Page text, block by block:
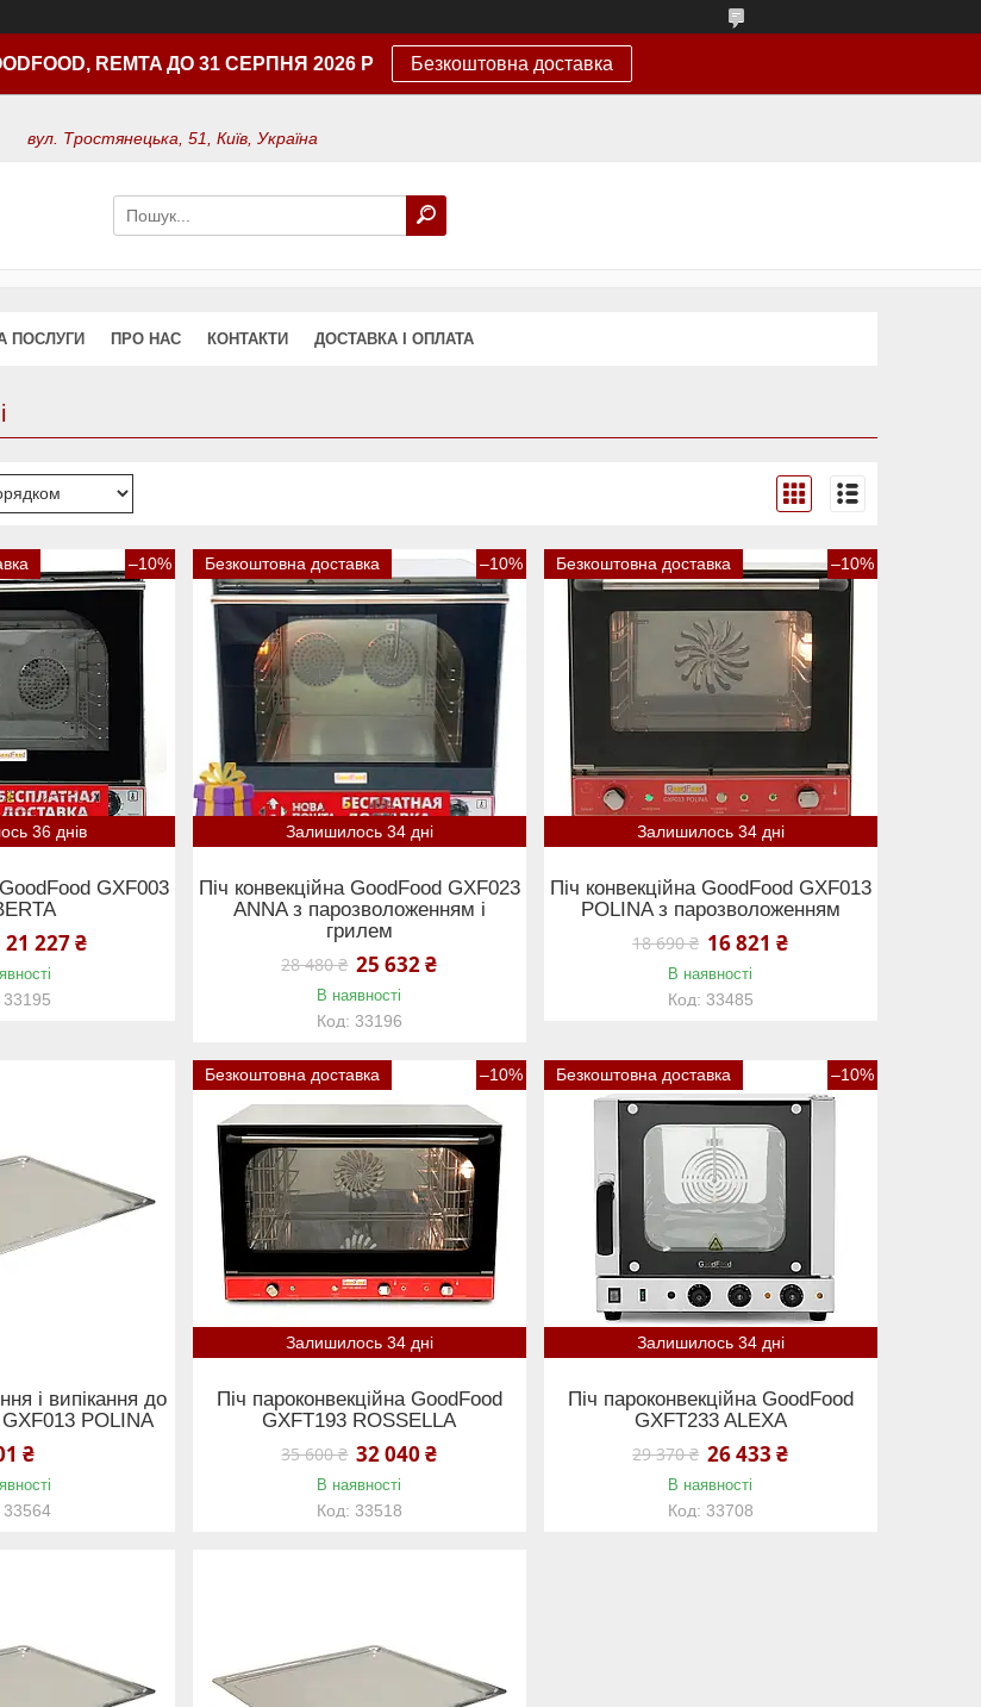
REMTA ДО 31 СЕРПНЯ 2026 Р Безкоштовна доставка
вул. Тростянецька, 51, Київ, Україна
ПОСЛУГИ ПРО НАС КОНТАКТИ ДОСТАВКА І ОПЛАТА
–10%
36 днів
GXF003
21 227 ₴
33195
Безкоштовна доставка –10%
Залишилось 34 дні
Піч конвекційна GoodFood GXF023
ANNA з парозволоженням і
грилем
28 480 ₴ 25 632 ₴
В наявності
33196
Безкоштовна доставка –10%
Залишилось 34 дні
Піч конвекційна GoodFood GXF013
POLINA з парозволоженням
18 690 ₴ 16 821 ₴
В наявності
33485
і випікання до
GXF013 POLINA
₴
33564
Безкоштовна доставка –10%
Залишилось 34 дні
Піч пароконвекційна GoodFood
GXFT193 ROSSELLA
35 600 ₴ 32 040 ₴
В наявності
33518
Безкоштовна доставка –10%
Залишилось 34 дні
Піч пароконвекційна GoodFood
GXFT233 ALEXA
29 370 ₴ 26 433 ₴
В наявності
33708